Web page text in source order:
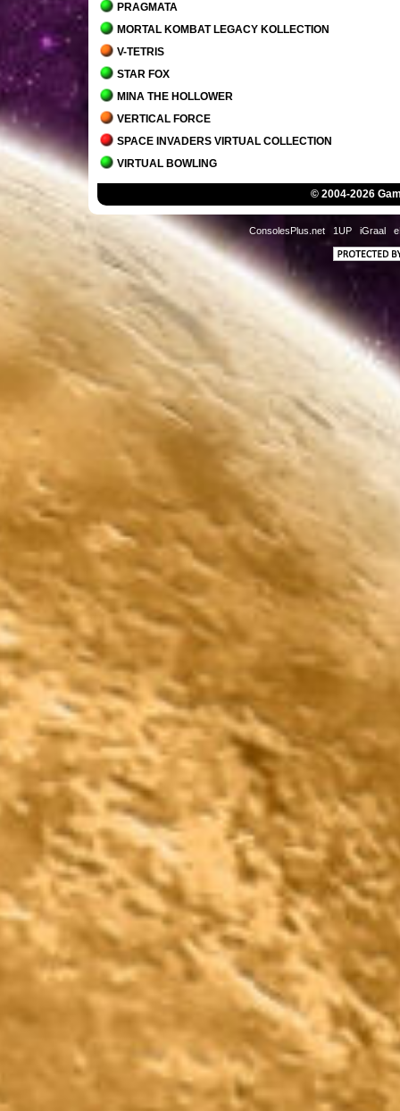
PRAGMATA
MORTAL KOMBAT LEGACY KOLLECTION
V-TETRIS
STAR FOX
MINA THE HOLLOWER
VERTICAL FORCE
SPACE INVADERS VIRTUAL COLLECTION
VIRTUAL BOWLING
MORTAL KOMBAT 1
JACK BROS.
DETROIT - BECOME HUMAN
STAR WARS JEDI - SURVIVOR
MARIO'S TENNIS
THE MANSION OF INNSMOUTH
3D TETRIS
RED ALARM
SUPER MARIO BROS. WONDER + RENDEZ-VOUS AU
PARC BELLABEL
© 2004-2026
ConsolesPlus.net 1UP iGraal